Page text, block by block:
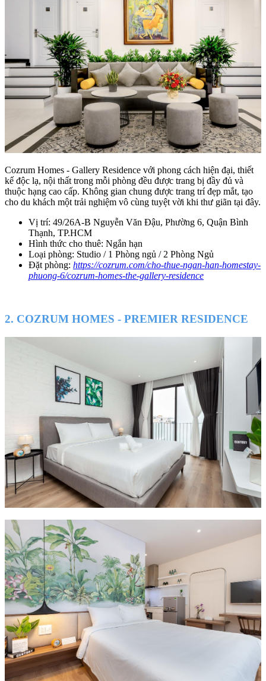
Cozrum Homes - Gallery Residence với phong cách hiện đại, thiết
kế độc lạ, nội thất trong mỗi phòng đều được trang bị đầy đủ và
thuộc hạng cao cấp. Không gian chung được trang trí đẹp mắt, tạo
cho du khách một trải nghiệm vô cùng tuyệt vời khi thư giãn tại đây.
Vị trí: 49/26A-B Nguyễn Văn Đậu, Phường 6, Quận Bình
Thạnh, TP.HCM
Hình thức cho thuê: Ngắn hạn
Loại phòng: Studio / 1 Phòng ngủ / 2 Phòng Ngủ
Đặt phòng: https://cozrum.com/cho-thue-ngan-han-homestay-
phuong-6/cozrum-homes-the-gallery-residence
2. COZRUM HOMES - PREMIER RESIDENCE